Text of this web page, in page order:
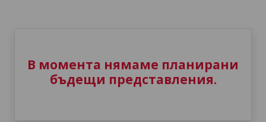
В момента нямаме планирани
бъдещи представления.